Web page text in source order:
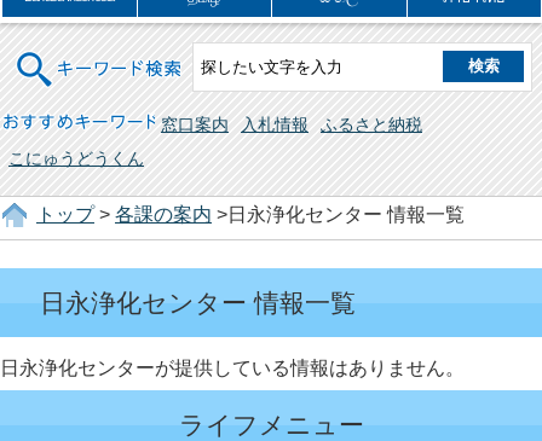
キーワード検索
おすすめキーワード 窓口案内 入札情報
ふるさと納税
こにゅうどうくん
トップ> 各課の案内 >日永浄化センター 情報一覧
日永浄化センター 情報一覧
日永浄化センターが提供している情報はありません。
ライフメニュー